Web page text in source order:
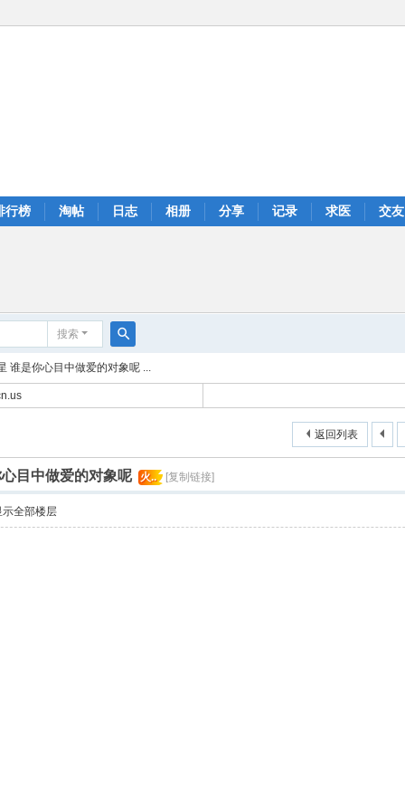
行榜 淘帖 日志 相册 分享 记录 求医 交友
搜索
搜
索
谁是你心目中做爱的对象呢 ...
返回列表
目中做爱的对象呢 火.. [复制链接]
示全部楼层